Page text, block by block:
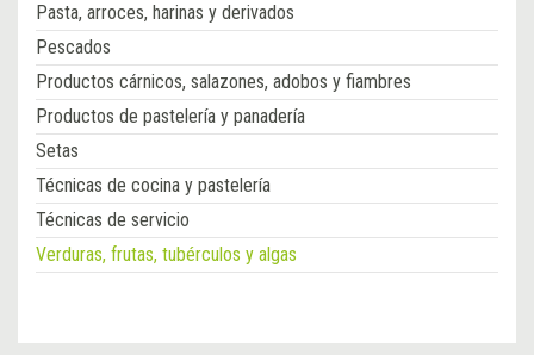
Pasta, arroces, harinas y derivados
Pescados
Productos cárnicos, salazones, adobos y fiambres
Productos de pastelería y panadería
Setas
Técnicas de cocina y pastelería
Técnicas de servicio
Verduras, frutas, tubérculos y algas